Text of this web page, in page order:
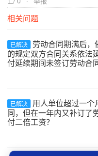
相关问题
已解决
劳动合同期满后
的规定双方合同关系依法
付延续期间未签订劳动合
已解决
用人单位超过一
同，但在一年内又补订了
付二倍工资？